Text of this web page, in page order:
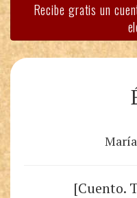
Recibe gratis un
[Cuento.